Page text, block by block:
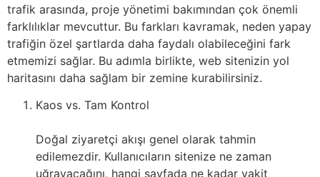
trafik arasında, proje yönetimi bakımından çok önemli
farklılıklar mevcuttur. Bu farkları kavramak, neden yapay
trafiğin özel şartlarda daha faydalı olabileceğini fark
etmemizi sağlar. Bu adımla birlikte, web sitenizin yol
haritasını daha sağlam bir zemine kurabilirsiniz.
Kaos vs. Tam Kontrol
Doğal ziyaretçi akışı genel olarak tahmin
edilemezdir. Kullanıcıların sitenize ne zaman
uğrayacağını, hangi sayfada ne kadar vakit